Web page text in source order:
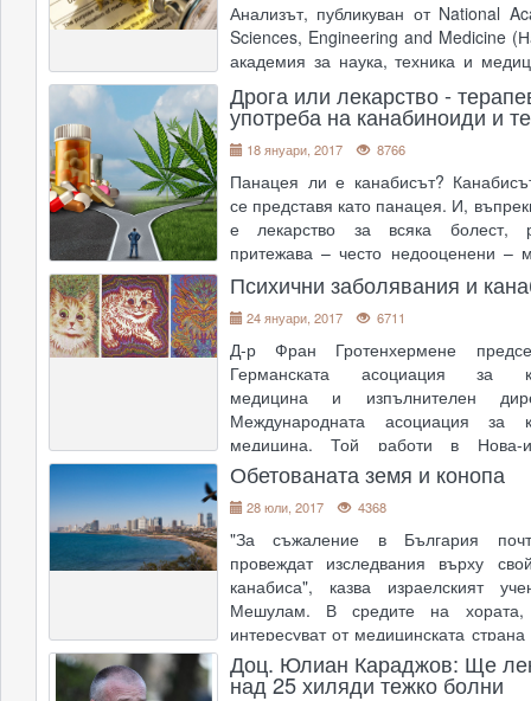
Анализът, публикуван от National
Sciences, Engineering and Medicine
академия за наука, техника и
един от най-пълните и със
актуалните прегледи на това, което
на канабиса. Пълният текст
"Здравните ефекти от канабис и кан
Дрога или лекарство -
употреба на канабиноиди и
18 януари, 2017 8766
Панацея ли е канабисът?
се представя като панацея. И,
е лекарство за всяка болест,
притежава – често недооценени –
свойства.Знаем, че канабисът
Този въпрос днес е все по-
пром....
Психични заболявания и
24 януари, 2017 6711
Д-р Фран Гротенхермене
Германската асоциация за
медицина и изпълнителен
Международната асоциация за
медицина. Той работи в Нова-
Германия. Въпреки тежкото си
което го държи прикован към
Обетованата земя и конопа
28 юли, 2017 4368
"За съжаление в България
провеждат изследвания върху
канабиса", казва израелският
Мешулам. В средите на хората,
интересуват от медицинската
той е със статут на легенда.
България професор по орг....
Доц. Юлиан Караджов: Ще
над 25 хиляди тежко болни